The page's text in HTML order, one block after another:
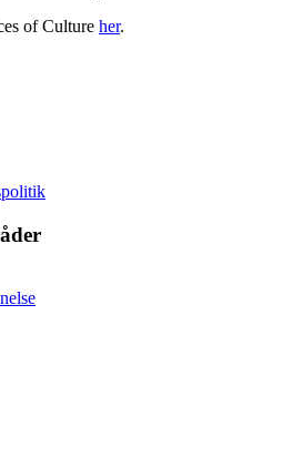
of Culture her.